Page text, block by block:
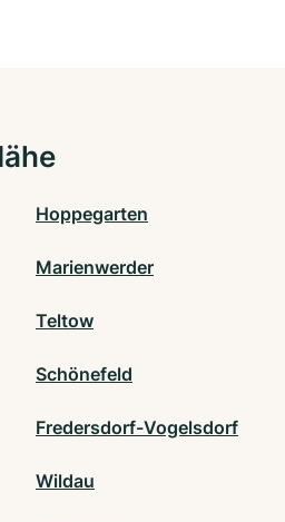
Hoppegarten
Marienwerder
Teltow
Schönefeld
Fredersdorf-Vogelsdorf
Wildau